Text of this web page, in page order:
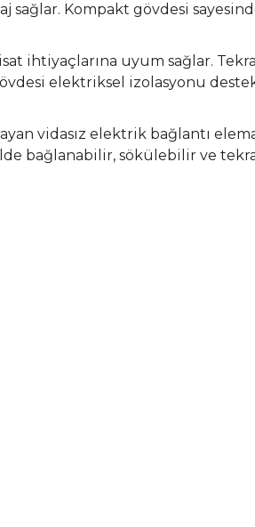
sağlar. Kompakt gövdesi
ihtiyaçlarına uyum sağlar.
elektriksel izolasyonu
vidasız elektrik bağlantı
bağlanabilir, sökülebilir ve